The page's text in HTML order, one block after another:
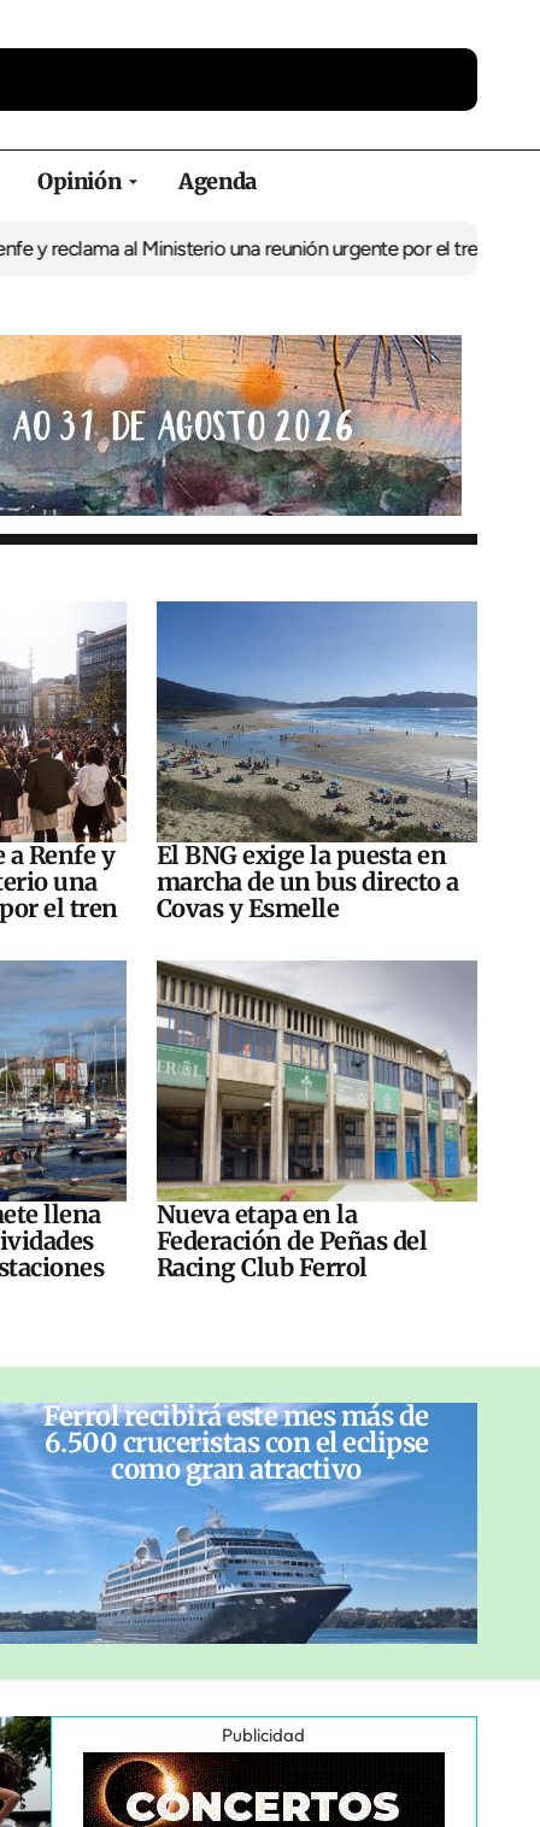
Opinión Agenda
al Ministerio una reunión urgente por el trenEl BNG exige la
Renfe y
una
el tren
El BNG exige la puesta en
marcha de un bus directo a
Covas y Esmelle
llena
Nueva etapa en la
Federación de Peñas del
Racing Club Ferrol
Ferrol recibirá este mes más de
6.500 cruceristas con el eclipse
como gran atractivo
Publicidad